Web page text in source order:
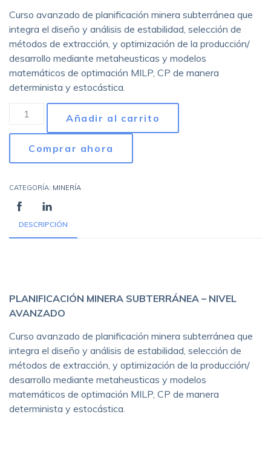
Curso avanzado de planificación minera subterránea que
integra el diseño y análisis de estabilidad, selección de
métodos de extracción, y optimización de la producción/
desarrollo mediante metaheusticas y modelos
matemáticos de optimación MILP, CP de manera
determinista y estocástica.
PMS-
2025
cantidad
Añadir al carrito
Comprar ahora
CATEGORÍA: MINERÍA
DESCRIPCIÓN
PLANIFICACIÓN MINERA SUBTERRÁNEA – NIVEL
AVANZADO
Curso avanzado de planificación minera subterránea que
integra el diseño y análisis de estabilidad, selección de
métodos de extracción, y optimización de la producción/
desarrollo mediante metaheusticas y modelos
matemáticos de optimación MILP, CP de manera
determinista y estocástica.